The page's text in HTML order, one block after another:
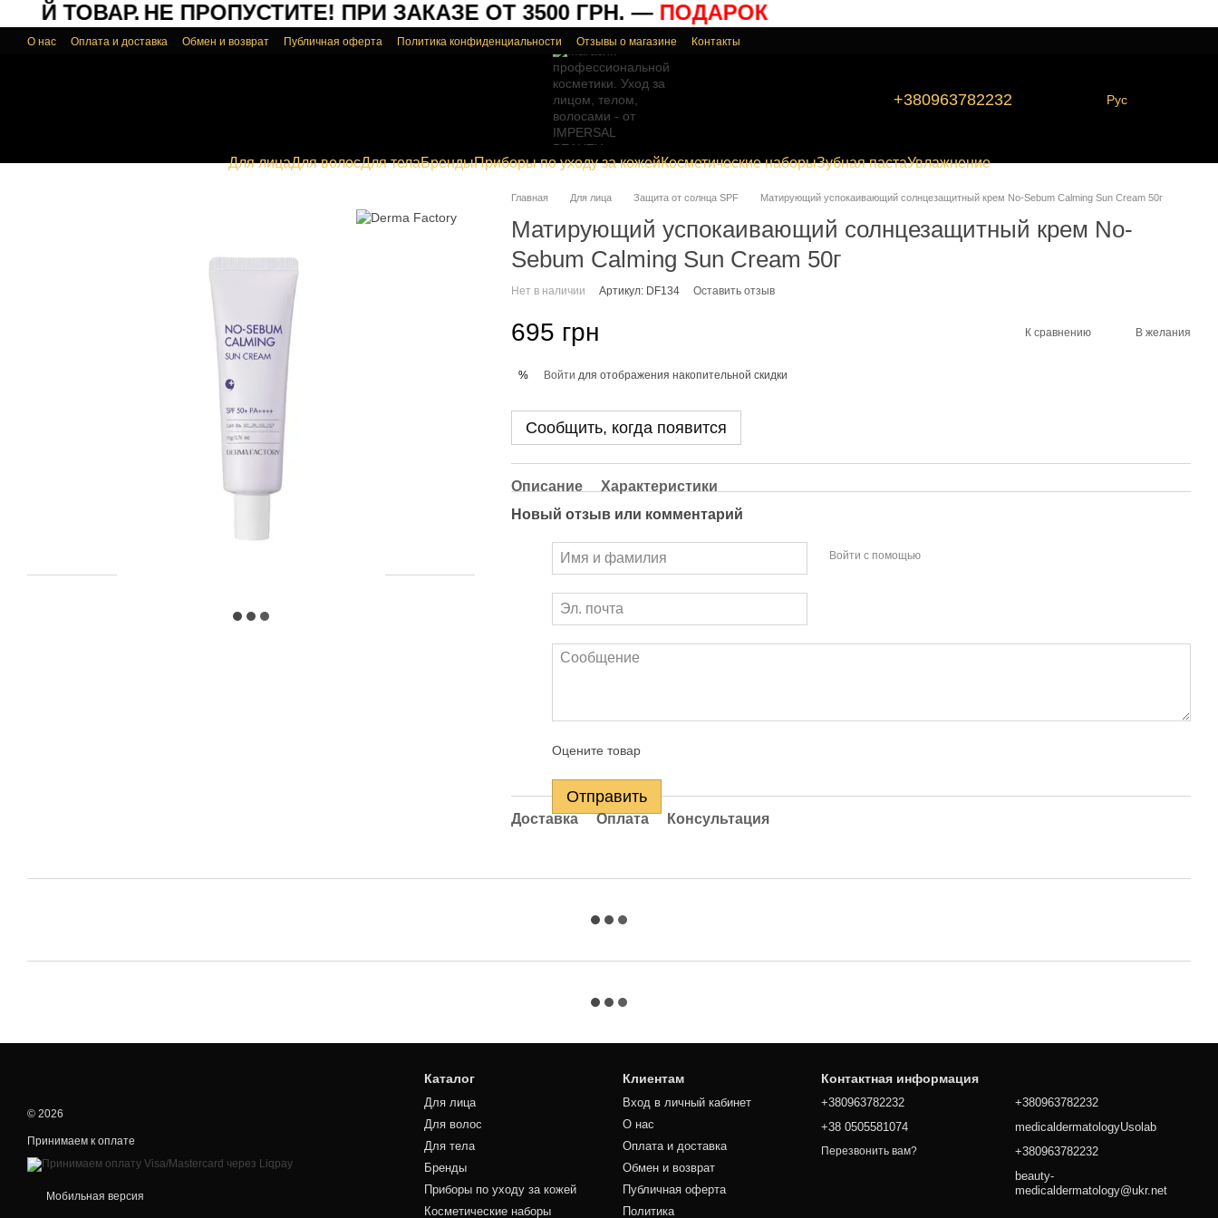
Перейти к основному контенту
ТОВАР.НЕ ПРОПУСТИТЕ!ПРИ ЗАКАЗЕ ОТ 3500 ГРН. —ПОДАРОК
О нас Оплата и доставка Обмен и возврат Публичная оферта Политика конфиденциальности Отзывы о магазине Контакты
+380963782232 Рус
Для лицаДля волосДля телаБрендыПриборы по уходу за кожейКосметические наборыЗубная пастаУвлажнение
Главная Для лица Защита от солнца SPF Матирующий успокаивающий солнцезащитный крем No-Sebum Calming Sun Cream 50г
Матирующий успокаивающий солнцезащитный крем No-
Sebum Calming Sun Cream 50г
Нет в наличии Артикул: DF134 Оставить отзыв
695 грн К сравнению В желания
% Войти для отображения накопительной скидки
Сообщить, когда появится
Описание
Характеристики
Новый отзыв или комментарий
Войти с помощью
Оцените товар
Отправить
Доставка Оплата Консультация
© 2026
Принимаем к оплате
Мобильная версия
Каталог
Для лица
Для волос
Для тела
Бренды
Приборы по уходу за кожей
Косметические наборы
Клиентам
Вход в личный кабинет
О нас
Оплата и доставка
Обмен и возврат
Публичная оферта
Политика
Контактная информация
+380963782232
+38 0505581074
Перезвонить вам?
+380963782232
medicaldermatologyUsolab
+380963782232
beauty-
medicaldermatology@ukr.net